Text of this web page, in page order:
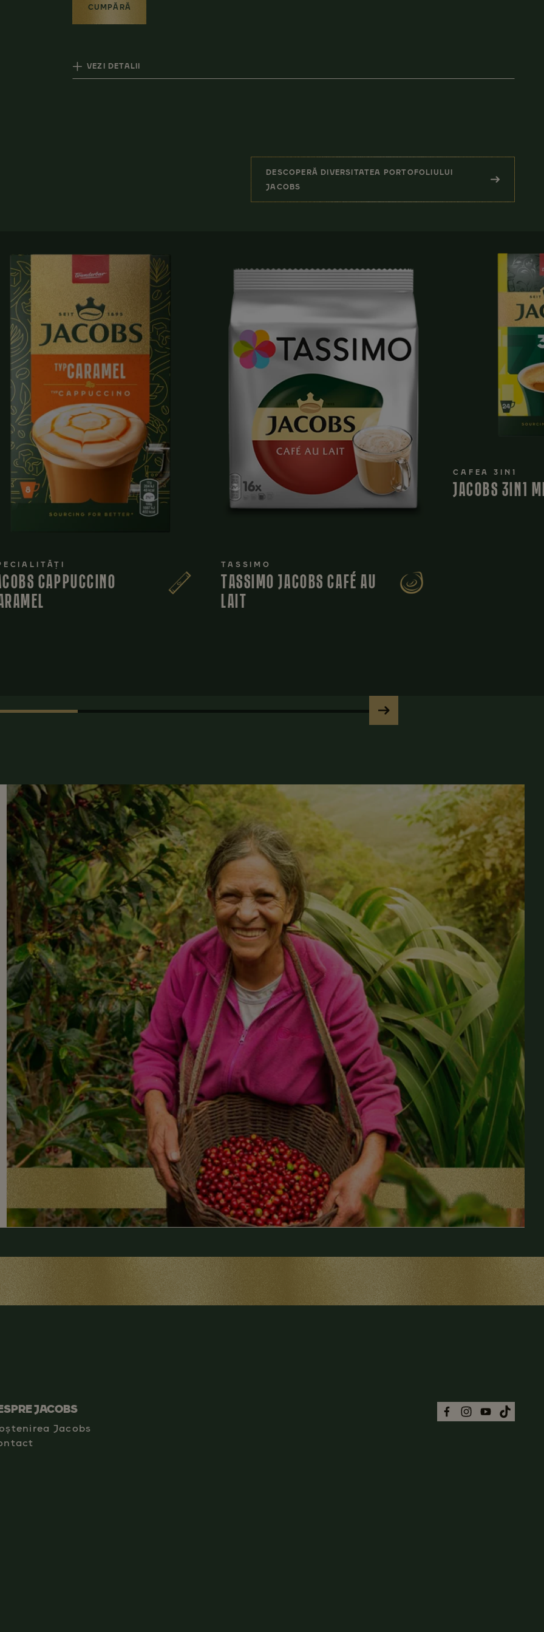
CUMPĂRĂ
VEZI DETALII
DESCOPERĂ DIVERSITATEA PORTOFOLIULUI
JACOBS
CAPPUCCINO
TASSIMO
TASSIMO JACOBS CAFÉ AU
LAIT
CAFEA 3IN1
JACOBS 3IN1
JACOBS
Jacobs